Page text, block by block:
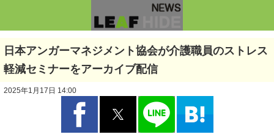
日本アンガーマネジメント協会が介護職員のストレス
軽減セミナーをアーカイブ配信
2025年1月17日 14:00